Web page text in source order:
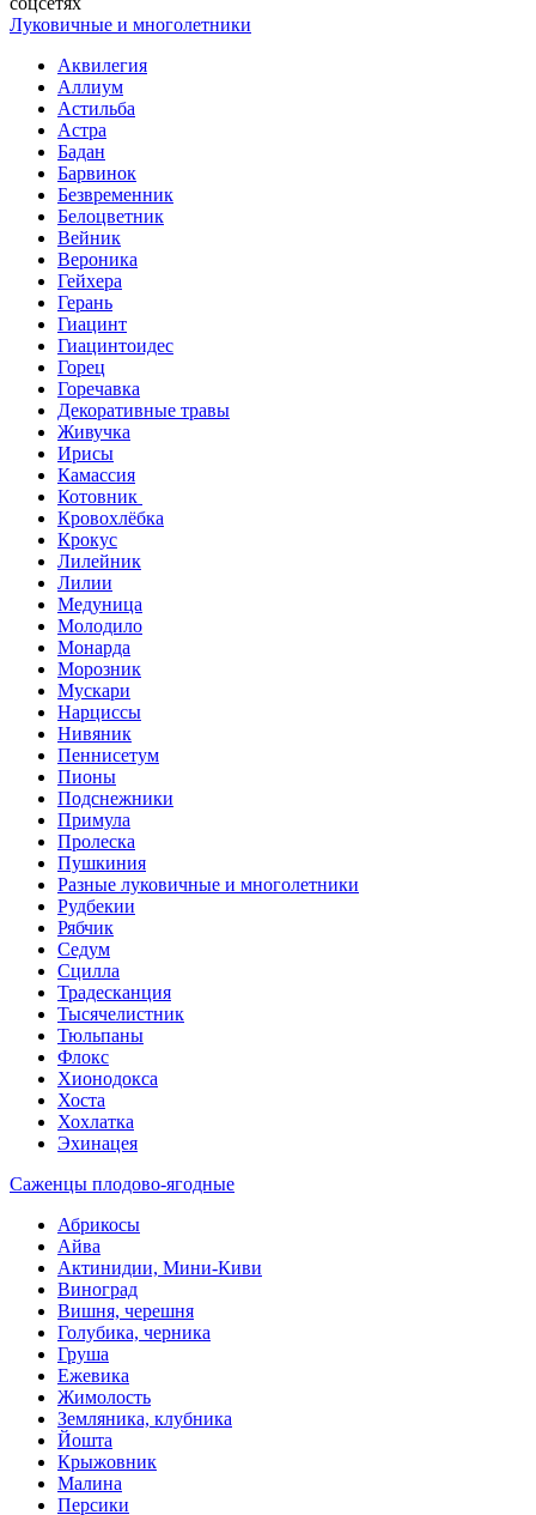
Луковичные и многолетники
Аквилегия
Аллиум
Астильба
Астра
Бадан
Барвинок
Безвременник
Белоцветник
Вейник
Вероника
Гейхера
Герань
Гиацинт
Гиацинтоидес
Горец
Горечавка
Декоративные травы
Живучка
Ирисы
Камассия
Котовник
Кровохлёбка
Крокус
Лилейник
Лилии
Медуница
Молодило
Монарда
Морозник
Мускари
Нарциссы
Нивяник
Пеннисетум
Пионы
Подснежники
Примула
Пролеска
Пушкиния
Разные луковичные и многолетники
Рудбекии
Рябчик
Седум
Сцилла
Традесканция
Тысячелистник
Тюльпаны
Флокс
Хионодокса
Хоста
Хохлатка
Эхинацея
Саженцы плодово-ягодные
Абрикосы
Айва
Актинидии, Мини-Киви
Виноград
Вишня, черешня
Голубика, черника
Груша
Ежевика
Жимолость
Земляника, клубника
Йошта
Крыжовник
Малина
Персики